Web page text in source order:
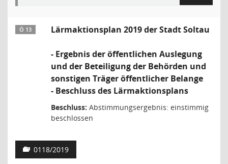
Ö 13 Lärmaktionsplan 2019 der Stadt Soltau
- Ergebnis der öffentlichen Auslegung
und der Beteiligung der Behörden und
sonstigen Träger öffentlicher Belange
- Beschluss des Lärmaktionsplans
Beschluss: Abstimmungsergebnis: einstimmig
beschlossen
0118/2019